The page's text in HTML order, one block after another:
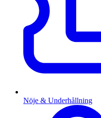
Nöje & Underhållning